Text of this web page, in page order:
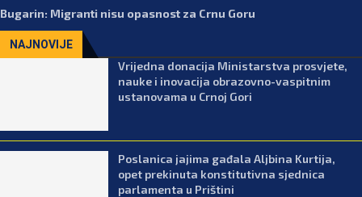
Bugarin: Migranti nisu opasnost za Crnu Goru
NAJNOVIJE
Vrijedna donacija Ministarstva prosvjete,
nauke i inovacija obrazovno-vaspitnim
ustanovama u Crnoj Gori
Poslanica jajima gađala Aljbina Kurtija,
opet prekinuta konstitutivna sjednica
parlamenta u Prištini